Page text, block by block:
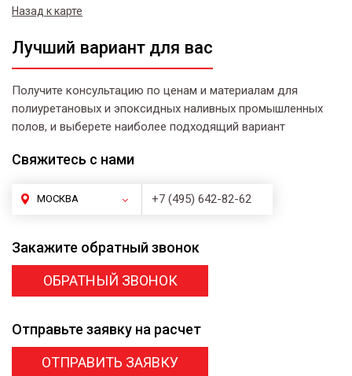
Назад к карте
Лучший вариант для вас
Получите консультацию по ценам и материалам для
полиуретановых и эпоксидных наливных промышленных
полов, и выберете наиболее подходящий вариант
Свяжитесь с нами
МОСКВА +7 (495) 642-82-62
Закажите обратный звонок
ОБРАТНЫЙ ЗВОНОК
Отправьте заявку на расчет
ОТПРАВИТЬ ЗАЯВКУ